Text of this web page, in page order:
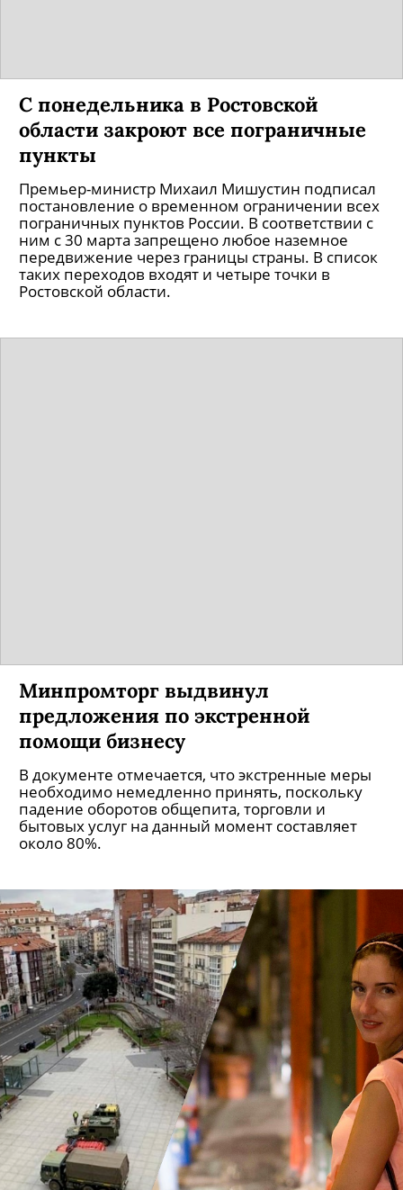
С понедельника в Ростовской
области закроют все пограничные
пункты
Премьер-министр Михаил Мишустин подписал
постановление о временном ограничении всех
пограничных пунктов России. В соответствии с
ним с 30 марта запрещено любое наземное
передвижение через границы страны. В список
таких переходов входят и четыре точки в
Ростовской области.
Минпромторг выдвинул
предложения по экстренной
помощи бизнесу
В документе отмечается, что экстренные меры
необходимо немедленно принять, поскольку
падение оборотов общепита, торговли и
бытовых услуг на данный момент составляет
около 80%.